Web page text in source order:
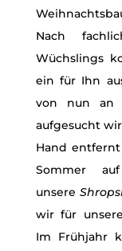
Nach
Wüchslings
ein für Ihn
von nun an
aufgesucht
Hand
Sommer
unsere
wir für
Im Frühjahr